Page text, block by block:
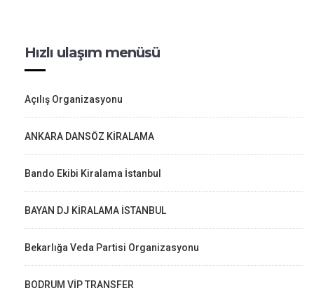
Hızlı ulaşım menüsü
Açılış Organizasyonu
ANKARA DANSÖZ KİRALAMA
Bando Ekibi Kiralama İstanbul
BAYAN DJ KİRALAMA İSTANBUL
Bekarlığa Veda Partisi Organizasyonu
BODRUM VİP TRANSFER